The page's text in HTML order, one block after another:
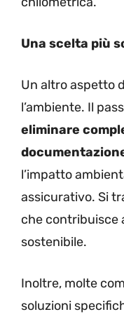
Una scelta più
Un altro aspetto
l’ambiente. Il
eliminare
l’impatto
assicurativo. Si
che contribuisce
sostenibile.
Inoltre, molte
soluzioni